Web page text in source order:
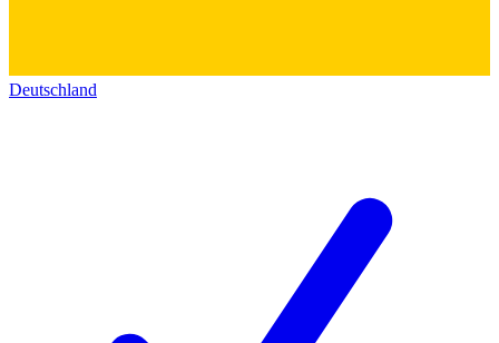
Deutschland